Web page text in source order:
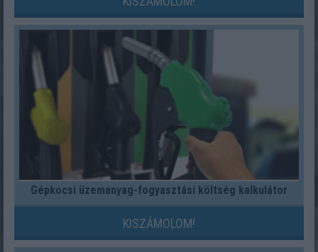
Gépkocsi üzemanyag-fogyasztási költség kalkulátor
KISZÁMOLOM!